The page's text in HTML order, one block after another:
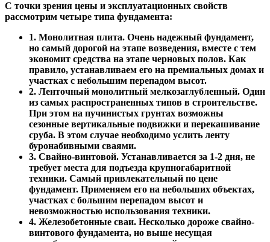
С точки зрения цены и эксплуатационных свойств
рассмотрим четыре типа фундамента:
1. Монолитная плита. Очень надежный фундамент,
но самый дорогой на этапе возведения, вместе с тем
экономит средства на этапе черновых полов. Как
правило, устанавливаем его на премиальных домах и
участках с небольшим перепадом высот.
2. Ленточный монолитный мелкозаглубленный. Один
из самых распространенных типов в строительстве.
При этом на пучинистых грунтах возможны
сезонные вертикальные подвижки и перекашивание
сруба. В этом случае необходимо услить ленту
буронабивными сваями.
3. Свайно-винтовой. Устанавливается за 1-2 дня, не
требует места для подъезда крупногабаритной
техники. Самый привлекательный по цене
фундамент. Применяем его на небольших объектах,
участках с большим перепадом высот и
невозможностью использования техники.
4. Железобетонные сваи. Несколько дороже свайно-
винтового фундамента, но выше несущая